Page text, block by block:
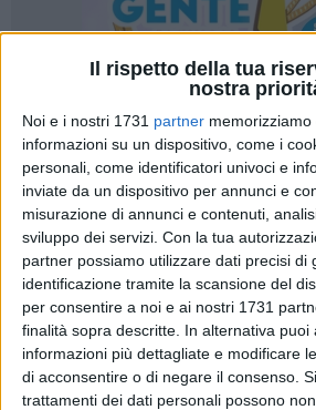
Il rispetto della tua
nostra
Noi e i nostri 1731 partner
informazioni su un dispositivo, come i
personali, come identificatori univoci e
inviate da un dispositivo per annunci e
misurazione di annunci e contenuti,
sviluppo dei servizi. Con la tua
partner possiamo utilizzare dati precisi di
identificazione tramite la scansione del
per consentire a noi e ai nostri 1731
finalità sopra descritte. In alternativa puoi
informazioni più dettagliate e modificare
di acconsentire o di negare il consenso.
trattamenti dei dati personali possono
33
Il parcheggio comunale Garibaldi,
città, a pochi metri dalla Villa
nuova colonnina per il pagamento
innovazione rende più semplice e
parcheggio, permettendo non solo il
ma anche tramite bancomat, carta di